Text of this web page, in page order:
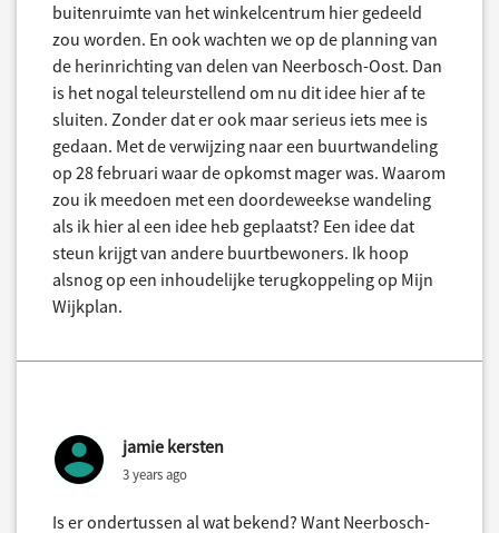
buitenruimte van het winkelcentrum hier gedeeld
zou worden. En ook wachten we op de planning van
de herinrichting van delen van Neerbosch-Oost. Dan
is het nogal teleurstellend om nu dit idee hier af te
sluiten. Zonder dat er ook maar serieus iets mee is
gedaan. Met de verwijzing naar een buurtwandeling
op 28 februari waar de opkomst mager was. Waarom
zou ik meedoen met een doordeweekse wandeling
als ik hier al een idee heb geplaatst? Een idee dat
steun krijgt van andere buurtbewoners. Ik hoop
alsnog op een inhoudelijke terugkoppeling op Mijn
Wijkplan.
jamie kersten
3 years ago
Is er ondertussen al wat bekend? Want Neerbosch-